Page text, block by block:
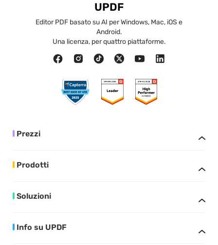
UPDF
Editor PDF basato su AI per Windows, Mac, iOS e
Android.
Una licenza, per quattro piattaforme.
Prezzi
Prodotti
Soluzioni
Info su UPDF